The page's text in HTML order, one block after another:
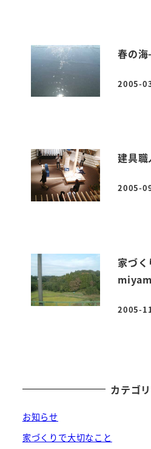
春の
投稿日
2005-
建具職
投稿日
2005-
家づ
投稿日
2005-
カテゴ
お知らせ
家づくりで大切なこと